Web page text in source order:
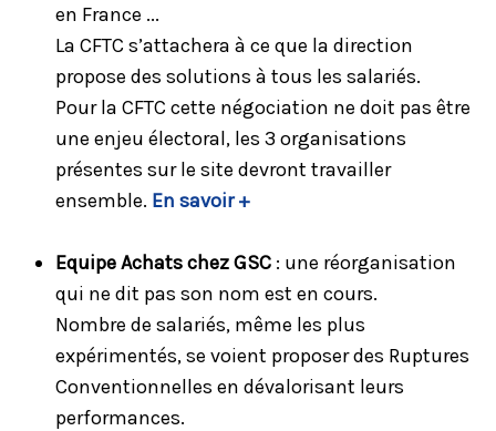
en France ...
La CFTC s’attachera à ce que la direction
propose des solutions à tous les salariés.
Pour la CFTC cette négociation ne doit pas être
une enjeu électoral, les 3 organisations
présentes sur le site devront travailler
ensemble. En savoir +
Equipe Achats chez GSC : une réorganisation
qui ne dit pas son nom est en cours.
Nombre de salariés, même les plus
expérimentés, se voient proposer des Ruptures
Conventionnelles en dévalorisant leurs
performances.